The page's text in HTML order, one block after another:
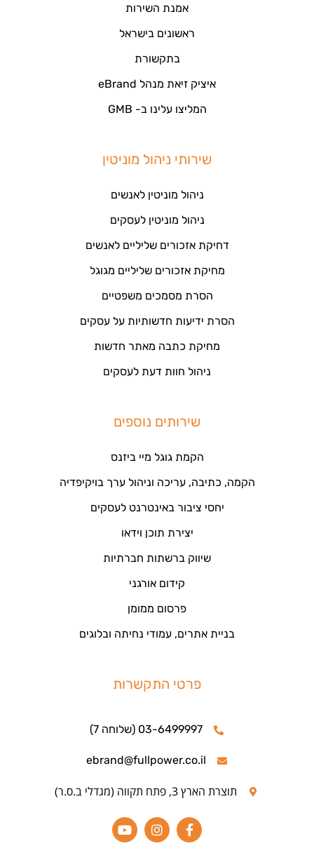
אמנת השירות
ראשונים בישראל
בתקשורת
איציק זיאת מנהל eBrand
המליצו עלינו ב- GMB
שירותי ניהול מוניטין
ניהול מוניטין לאנשים
ניהול מוניטין לעסקים
דחיקת אזכורים שליליים לאנשים
מחיקת אזכורים שליליים מגוגל
הסרת מסמכים משפטיים
הסרת ידיעות חדשותיות על עסקים
מחיקת כתבה מאתר חדשות
ניהול חוות דעת לעסקים
שירותים נוספים
הקמת גוגל מיי ביזנס
הקמה, כתיבה, עריכה וניהול ערך בויקיפדיה
יחסי ציבור באינטרנט לעסקים
יצירת תוכן וידאו
שיווק ברשתות חברתיות
קידום אורגני
פרסום ממומן
בניית אתרים, עמודי נחיתה ובלוגים
פרטי התקשרות
03-6499997 (שלוחה 7)
ebrand@fullpower.co.il
תוצרת הארץ 3, פתח תקווה (מגדלי ב.ס.ר)